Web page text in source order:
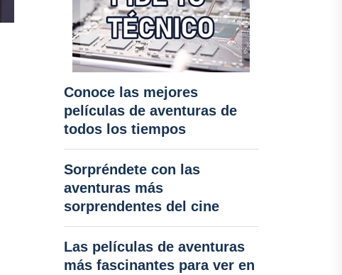
Conoce las mejores
películas de aventuras de
todos los tiempos
Sorpréndete con las
aventuras más
sorprendentes del cine
Las películas de aventuras
más fascinantes para ver en